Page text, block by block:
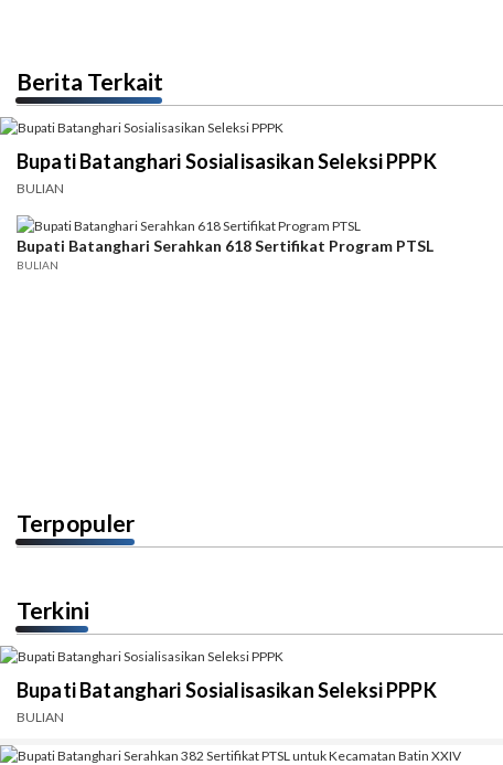
Berita Terkait
Bupati Batanghari Sosialisasikan Seleksi PPPK
BULIAN
Bupati Batanghari Serahkan 618 Sertifikat Program PTSL
BULIAN
Terpopuler
Terkini
Bupati Batanghari Sosialisasikan Seleksi PPPK
BULIAN